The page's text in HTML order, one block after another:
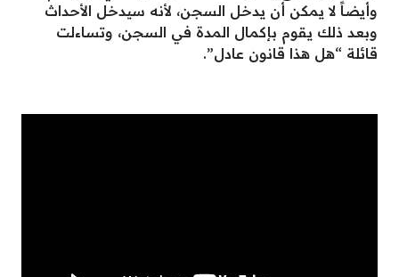
وأيضاً لا يمكن أن يدخل السجن، لأنه سيدخل الأحداث
وبعد ذلك يقوم بإكمال المدة في السجن، وتساءلت
قائلة “هل هذا قانون عادل”.